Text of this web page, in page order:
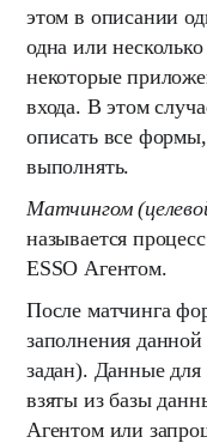
этом в описании
одна или
некоторые
входа. В этом
описать все
выполнять.
Матчингом
называется
ESSO Агентом.
После матчинга
заполнения
задан). Данные
взяты из базы
Агентом или